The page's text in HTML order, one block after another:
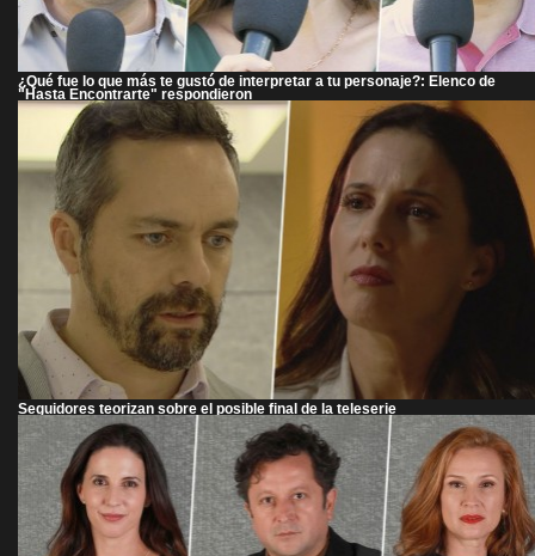
¿Qué fue lo que más te gustó de interpretar a tu personaje?: Elenco de
"Hasta Encontrarte" respondieron
Seguidores teorizan sobre el posible final de la teleserie